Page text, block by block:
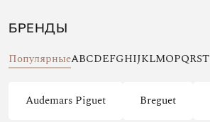
БРЕНДЫ
ПопулярныеABCDEFGHIJKLMOPQRST
Audemars Piguet Breguet